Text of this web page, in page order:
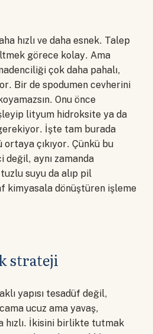
hızlı ve daha esnek. Talep
görece kolay. Ama
çok daha pahalı,
Bir de spodumen cevherini
Onu önce
lityum hidroksite ya da
İşte tam burada
ortaya çıkıyor. Çünkü bu
değil, aynı zamanda
suyu da alıp pil
kimyasala dönüştüren işleme
strateji
yapısı tesadüf değil,
ucuz ama yavaş,
hızlı. İkisini birlikte tutmak